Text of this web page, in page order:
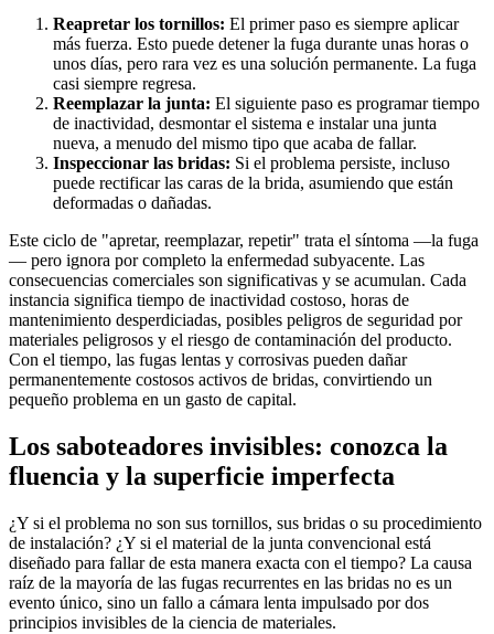
Reapretar los tornillos: El primer paso es siempre aplicar
más fuerza. Esto puede detener la fuga durante unas horas o
unos días, pero rara vez es una solución permanente. La fuga
casi siempre regresa.
Reemplazar la junta: El siguiente paso es programar tiempo
de inactividad, desmontar el sistema e instalar una junta
nueva, a menudo del mismo tipo que acaba de fallar.
Inspeccionar las bridas: Si el problema persiste, incluso
puede rectificar las caras de la brida, asumiendo que están
deformadas o dañadas.
Este ciclo de "apretar, reemplazar, repetir" trata el síntoma —la fuga
— pero ignora por completo la enfermedad subyacente. Las
consecuencias comerciales son significativas y se acumulan. Cada
instancia significa tiempo de inactividad costoso, horas de
mantenimiento desperdiciadas, posibles peligros de seguridad por
materiales peligrosos y el riesgo de contaminación del producto.
Con el tiempo, las fugas lentas y corrosivas pueden dañar
permanentemente costosos activos de bridas, convirtiendo un
pequeño problema en un gasto de capital.
Los saboteadores invisibles: conozca la
fluencia y la superficie imperfecta
¿Y si el problema no son sus tornillos, sus bridas o su procedimiento
de instalación? ¿Y si el material de la junta convencional está
diseñado para fallar de esta manera exacta con el tiempo? La causa
raíz de la mayoría de las fugas recurrentes en las bridas no es un
evento único, sino un fallo a cámara lenta impulsado por dos
principios invisibles de la ciencia de materiales.